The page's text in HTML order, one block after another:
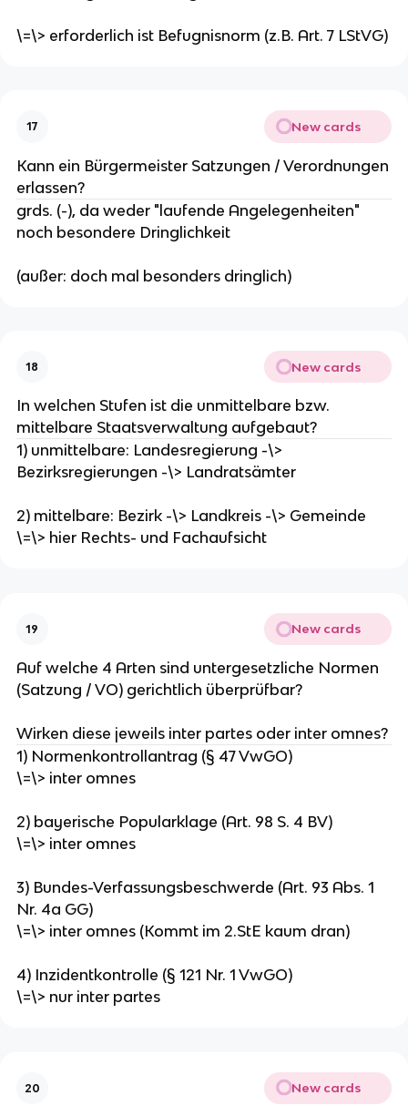
\=\> erforderlich ist Befugnisnorm (z.B. Art. 7 LStVG)
17 New cards
Kann ein Bürgermeister Satzungen / Verordnungen
erlassen?
grds. (-), da weder "laufende Angelegenheiten"
noch besondere Dringlichkeit
(außer: doch mal besonders dringlich)
18 New cards
In welchen Stufen ist die unmittelbare bzw.
mittelbare Staatsverwaltung aufgebaut?
1) unmittelbare: Landesregierung -\>
Bezirksregierungen -\> Landratsämter
2) mittelbare: Bezirk -\> Landkreis -\> Gemeinde
\=\> hier Rechts- und Fachaufsicht
19 New cards
Auf welche 4 Arten sind untergesetzliche Normen
(Satzung / VO) gerichtlich überprüfbar?
Wirken diese jeweils inter partes oder inter omnes?
1) Normenkontrollantrag (§ 47 VwGO)
\=\> inter omnes
2) bayerische Popularklage (Art. 98 S. 4 BV)
\=\> inter omnes
3) Bundes-Verfassungsbeschwerde (Art. 93 Abs. 1
Nr. 4a GG)
\=\> inter omnes (Kommt im 2.StE kaum dran)
4) Inzidentkontrolle (§ 121 Nr. 1 VwGO)
\=\> nur inter partes
20 New cards